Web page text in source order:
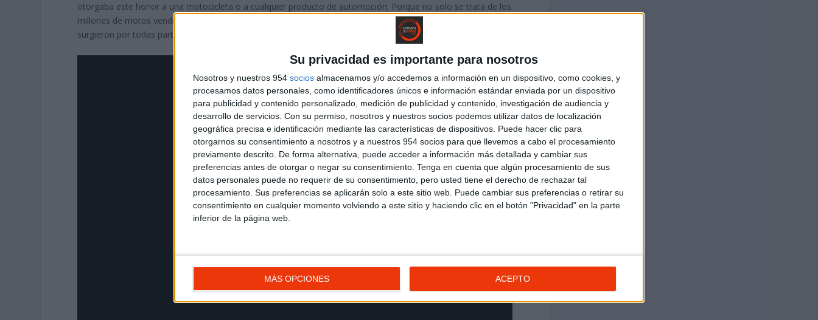
Su privacidad es importante para nosotros
Nosotros y nuestros 954 socios almacenamos y/o accedemos a información en un dispositivo, como cookies, y
procesamos datos personales, como identificadores únicos e información estándar enviada por un dispositivo
para publicidad y contenido personalizado, medición de publicidad y contenido, investigación de audiencia y
desarrollo de servicios. Con su permiso, nosotros y nuestros socios podemos utilizar datos de localización
geográfica precisa e identificación mediante las características de dispositivos. Puede hacer clic para
otorgarnos su consentimiento a nosotros y a nuestros 954 socios para que llevemos a cabo el procesamiento
previamente descrito. De forma alternativa, puede acceder a información más detallada y cambiar sus
preferencias antes de otorgar o negar su consentimiento. Tenga en cuenta que algún procesamiento de sus
datos personales puede no requerir de su consentimiento, pero usted tiene el derecho de rechazar tal
procesamiento. Sus preferencias se aplicarán solo a este sitio web. Puede cambiar sus preferencias o retirar su
consentimiento en cualquier momento volviendo a este sitio y haciendo clic en el botón "Privacidad" en la parte
inferior de la página web.
MÁS OPCIONES ACEPTO
otorgaba este honor a una motocicleta o a cualquier producto de automoción. Porque no solo se trata de los
millones de motos vendidas, sino de cómo transformó la movilidad en las ciudades gracias a las réplicas que
surgieron por todas partes siguiendo la filosofía CUB.